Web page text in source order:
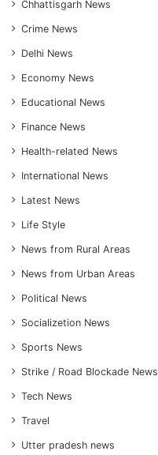
Chhattisgarh News
Crime News
Delhi News
Economy News
Educational News
Finance News
Health-related News
International News
Latest News
Life Style
News from Rural Areas
News from Urban Areas
Political News
Socializetion News
Sports News
Strike / Road Blockade News
Tech News
Travel
Utter pradesh news